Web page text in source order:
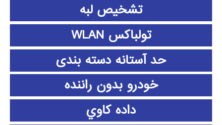
تشخیص لبه
تولباکس WLAN
حد آستانه دسته بندی
خودرو بدون راننده
داده كاوي